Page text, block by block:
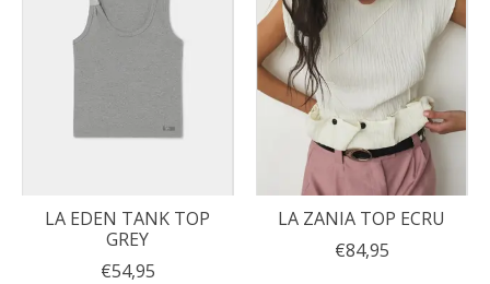
LA EDEN TANK TOP
GREY
€54,95
LA ZANIA TOP ECRU
€84,95